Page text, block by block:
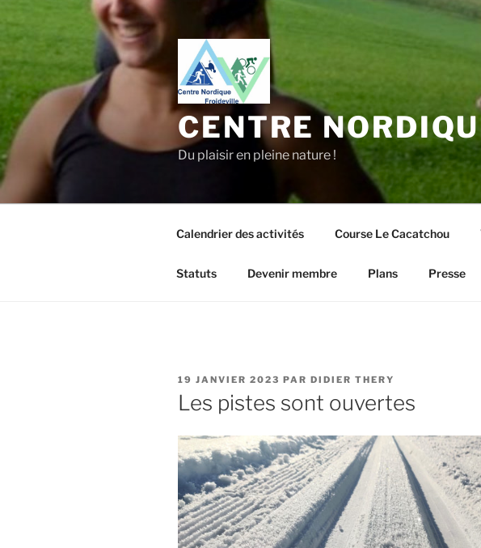
au
contenu
principal
CENTRE
Du plaisir en pleine nature !
Calendrier des activités Course Le Cacatchou
Statuts Devenir membre Plans Presse
PUBLIÉ
LE
19 JANVIER 2023 PAR DIDIER THERY
Les pistes sont ouvertes